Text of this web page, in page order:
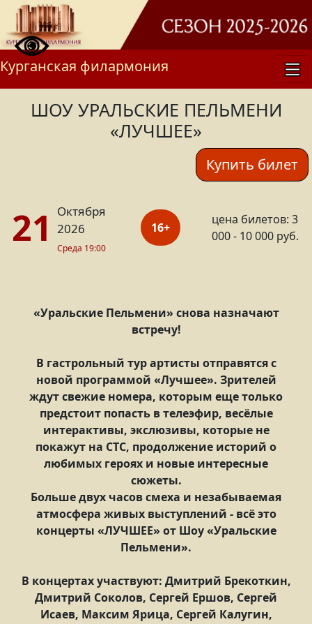
Курганская филармония
ШОУ УРАЛЬСКИЕ ПЕЛЬМЕНИ
«ЛУЧШЕЕ»
Купить билет
21
Октября
2026
Среда 19:00
16+
цена билетов: 3
000 - 10 000 руб.
«Уральские Пельмени» снова назначают
встречу!
В гастрольный тур артисты отправятся с
новой программой «Лучшее». Зрителей
ждут свежие номера, которым еще только
предстоит попасть в телеэфир, весёлые
интерактивы, экслюзивы, которые не
покажут на СТС, продолжение историй о
любимых героях и новые интересные
сюжеты.
Больше двух часов смеха и незабываемая
атмосфера живых выступлений - всё это
концерты «ЛУЧШЕЕ» от Шоу «Уральские
Пельмени».
В концертах участвуют: Дмитрий Брекоткин,
Дмитрий Соколов, Сергей Ершов, Сергей
Исаев, Максим Ярица, Сергей Калугин,